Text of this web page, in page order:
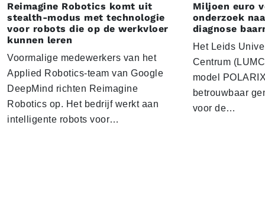
Reimagine Robotics komt uit
stealth-modus met technologie
voor robots die op de werkvloer
kunnen leren
Voormalige medewerkers van het
Applied Robotics-team van Google
DeepMind richten Reimagine
Robotics op. Het bedrijf werkt aan
intelligente robots voor…
Miljoen euro
onderzoek
diagnose
Het Leids
Centrum
model
betrouwbaar
voor de…